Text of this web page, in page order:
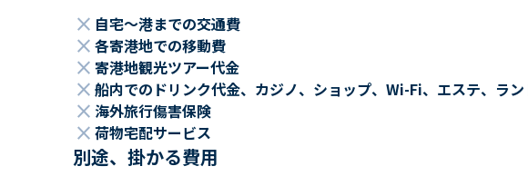
close 自宅～港までの交通費
close 各寄港地での移動費
close 寄港地観光ツアー代金
close 船内でのドリンク代金、カジノ、ショップ、Wi-Fi、エステ、ラ
close 海外旅行傷害保険
close 荷物宅配サービス
別途、掛かる費用